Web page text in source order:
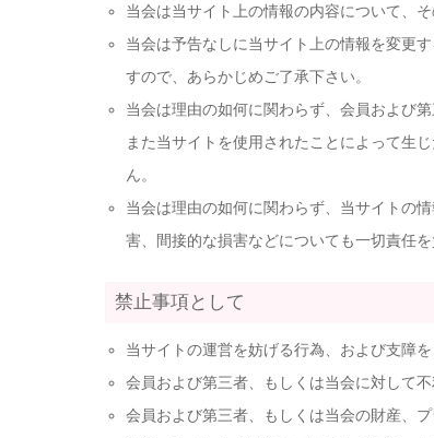
当会は当サイト上の情報の内容について、
当会は予告なしに当サイト上の情報を変更
すので、あらかじめご了承下さい。
当会は理由の如何に関わらず、会員および
また当サイトを使用されたことによって生
ん。
当会は理由の如何に関わらず、当サイトの
害、間接的な損害などについても一切責任を
禁止事項として
当サイトの運営を妨げる行為、および支障
会員および第三者、もしくは当会に対して
会員および第三者、もしくは当会の財産、